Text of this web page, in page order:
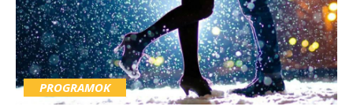
PROGRAMOK